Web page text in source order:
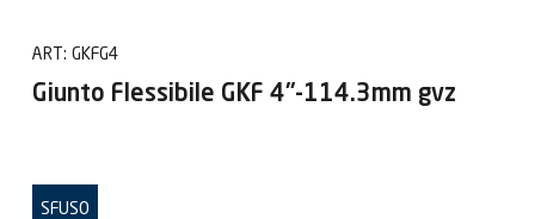
ART: GKFG4
Giunto Flessibile GKF 4"-114.3mm gvz
SFUSO